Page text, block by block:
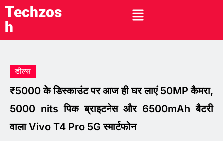
Techzos
h
डील्स
₹5000 के डिस्काउंट पर आज ही घर लाएं 50MP कैमरा,
5000 nits पिक ब्राइटनेस और 6500mAh बैटरी
वाला Vivo T4 Pro 5G स्मार्टफोन